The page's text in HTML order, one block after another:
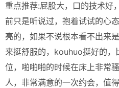
重点推荐:屁股大，口的技术好
前只是听说过，抱着试试的心
亮的，如果不说根本看不出来
来挺舒服的，kouhuo挺好的，
位，啪啪啪的时候在床上非常
人，非常满意的一次约会，值